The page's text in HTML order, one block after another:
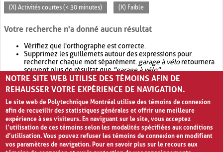
(X) Activités courtes (< 30 minutes) (X) Faible
Votre recherche n'a donné aucun résultat
Vérifiez que l'orthographe est correcte.
Supprimez les guillemets autour des expressions pour
rechercher chaque mot séparément. garage à véloretournera
souvent plus de résultat que"garage à vélo".
Envisagez d'élargir votre recherche avec OR.garage OR vélo
retournera souvent plus de résultat quegarage à vélo
NOTRE SITE WEB UTILISE DES TÉMOINS AFIN DE
REHAUSSER VOTRE EXPÉRIENCE DE NAVIGATION.
Le site web de Polytechnique Montréal utilise des témoins de connexion
afin de recueillir des statistiques générales et offrir une meilleure
expérience à ses visiteurs. En naviguant sur le site, vous acceptez
l’utilisation de ces témoins selon les modalités spécifiées aux conditions
d’utilisation. Vous pouvez refuser les témoins de connexion en modifiant
vos paramètres de navigation. Pour en savoir plus sur le recours aux